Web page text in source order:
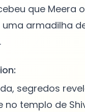
que Meera
armadilha
verdade, revelada.
segredos
templo de